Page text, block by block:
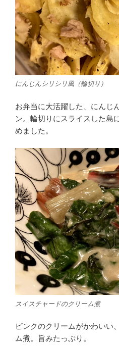
にんじんシリシリ風（輪切り）
お弁当に大活躍した、にんじ
ン。輪切りにスライスした島
めました。
スイスチャードのクリーム煮
ピンクのクリームがかわいい
ム煮。旨みたっぷり。